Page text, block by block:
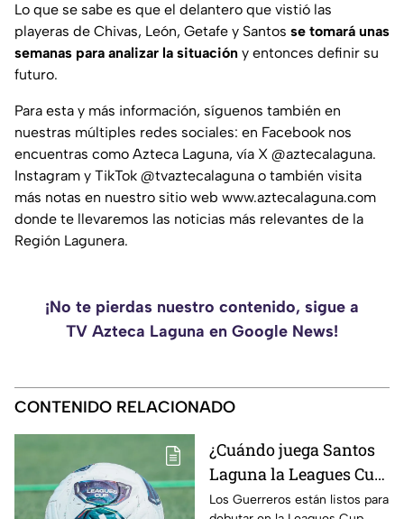
Lo que se sabe es que el delantero que vistió las
playeras de Chivas, León, Getafe y Santos se tomará unas
semanas para analizar la situación y entonces definir su
futuro.
Para esta y más información, síguenos también en
nuestras múltiples redes sociales: en Facebook nos
encuentras como Azteca Laguna, vía X @aztecalaguna.
Instagram y TikTok @tvaztecalaguna o también visita
más notas en nuestro sitio web www.aztecalaguna.com
donde te llevaremos las noticias más relevantes de la
Región Lagunera.
¡No te pierdas nuestro contenido, sigue a
TV Azteca Laguna en Google News!
CONTENIDO RELACIONADO
¿Cuándo juega Santos
Laguna la Leagues Cup
2026, a qué hora y
Los Guerreros están listos para